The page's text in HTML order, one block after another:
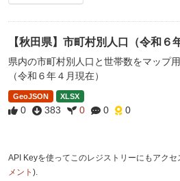
【秋田県】市町村別人口（令和６
県内の市町村別人口と世帯数をマップ
（令和６年４月現在）
GeoJSON XLSX
0 383 0 0 0
API Keyを使ってこのレジストリーにもアクセ
メント ).